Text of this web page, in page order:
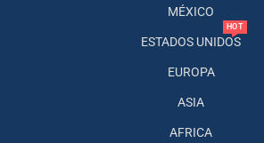
MÉXICO
ESTADOS UNIDOS
HOT
EUROPA
ASIA
AFRICA